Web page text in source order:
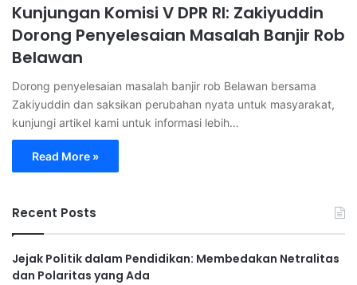
Kunjungan Komisi V DPR RI: Zakiyuddin
Dorong Penyelesaian Masalah Banjir Rob
Belawan
Dorong penyelesaian masalah banjir rob Belawan bersama
Zakiyuddin dan saksikan perubahan nyata untuk masyarakat,
kunjungi artikel kami untuk informasi lebih…
Read More »
Recent Posts
Jejak Politik dalam Pendidikan: Membedakan Netralitas
dan Polaritas yang Ada